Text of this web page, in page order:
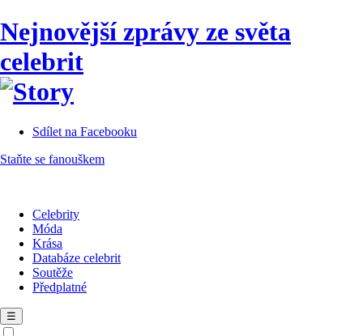
Nejnovější zprávy ze světa
celebrit
Sdílet na Facebooku
Staňte se fanouškem
Celebrity
Móda
Krása
Databáze celebrit
Soutěže
Předplatné
☰